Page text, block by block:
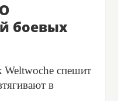
боевых
спешит
в